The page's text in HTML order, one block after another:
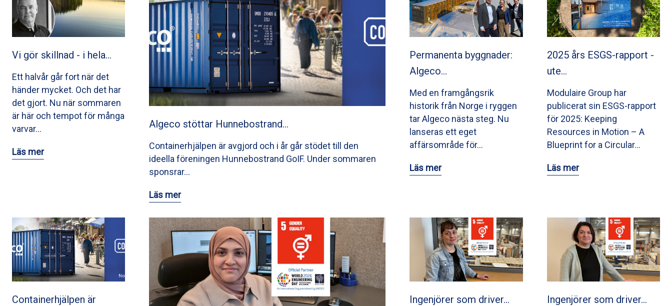
Vi gör skillnad - i hela…
Ett halvår går fort när det
händer mycket. Och det har
det gjort. Nu när sommaren
är här och tempot för många
varvar…
Läs mer
Algeco stöttar Hunnebostrand…
Containerhjälpen är avgjord och i år går stödet till den
ideella föreningen Hunnebostrand GoIF. Under sommaren
sponsrar…
Läs mer
Permanenta byggnader:
Algeco…
Med en framgångsrik
historik från Norge i ryggen
tar Algeco nästa steg. Nu
lanseras ett eget
affärsområde för…
Läs mer
2025 års ESGS-rapport -
ute…
Modulaire Group har
publicerat sin ESGS-rapport
för 2025: Keeping
Resources in Motion – A
Blueprint for a Circular…
Läs mer
Containerhjälpen är
Ingenjörer som driver… Ingenjörer som driver…